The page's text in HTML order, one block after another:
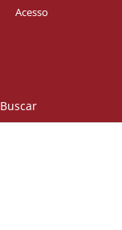
Buscar
Acesso